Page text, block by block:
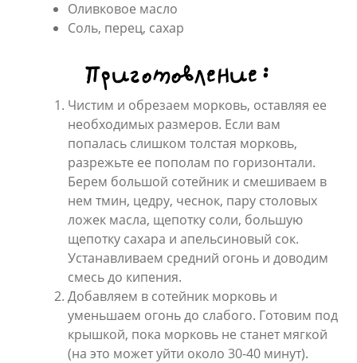
Оливковое масло
Соль, перец, сахар
Приготовление:
Чистим и обрезаем морковь, оставляя ее
необходимых размеров. Если вам
попалась слишком толстая морковь,
разрежьте ее пополам по горизонтали.
Берем большой сотейник и смешиваем в
нем тмин, цедру, чеснок, пару столовых
ложек масла, щепотку соли, большую
щепотку сахара и апельсиновый сок.
Устанавливаем средний огонь и доводим
смесь до кипения.
Добавляем в сотейник морковь и
уменьшаем огонь до слабого. Готовим под
крышкой, пока морковь не станет мягкой
(на это может уйти около 30-40 минут).